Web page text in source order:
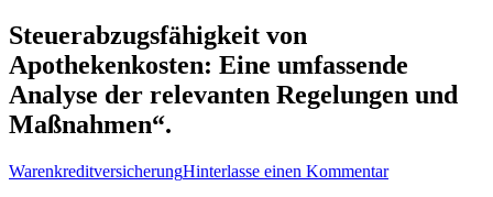
Steuerabzugsfähigkeit von
Apothekenkosten: Eine umfassende
Analyse der relevanten Regelungen und
Maßnahmen“.
WarenkreditversicherungHinterlasse einen Kommentarzu